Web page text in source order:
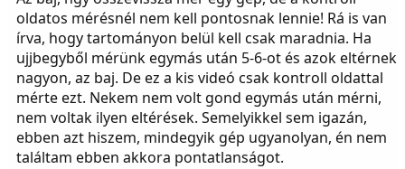
oldatos mérésnél nem kell pontosnak lennie! Rá is van
írva, hogy tartományon belül kell csak maradnia. Ha
ujjbegyből mérünk egymás után 5-6-ot és azok eltérnek
nagyon, az baj. De ez a kis videó csak kontroll oldattal
mérte ezt. Nekem nem volt gond egymás után mérni,
nem voltak ilyen eltérések. Semelyikkel sem igazán,
ebben azt hiszem, mindegyik gép ugyanolyan, én nem
találtam ebben akkora pontatlanságot.